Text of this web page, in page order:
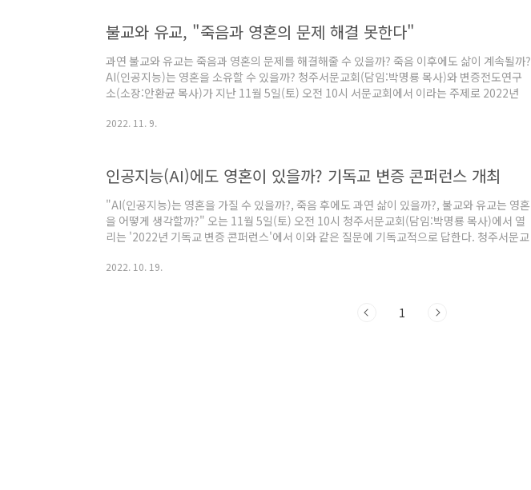
사로 나서 △하나님은 누가 만들었는가? △세계관으로 본 궁극적 존재 △물리학자가 본 우주
의 기원 △생명과학자가 본 생명의 기원 등에 대해 강의한다.
불교와 유교, "죽음과 영혼의 문제 해결 못한다"
과연 불교와 유교는 죽음과 영혼의 문제를 해결해줄 수 있을까? 죽음 이후에도 삶이 계속될까?
AI(인공지능)는 영혼을 소유할 수 있을까? 청주서문교회(담임:박명룡 목사)와 변증전도연구
소(소장:안환균 목사)가 지난 11월 5일(토) 오전 10시 서문교회에서 이라는 주제로 2022년
사로 참여한 이승엽 박사(서강대 교수/융합의생명공학-기계공학), 길원평 박사(한동대 석좌
불교의 붓다와 유교의 공자는 인간의 구원에 대한 온전한 길을 제시하지..
2022. 11. 9.
인공지능(AI)에도 영혼이 있을까? 기독교 변증 콘퍼런스 개최
"AI(인공지능)는 영혼을 가질 수 있을까?, 죽음 후에도 과연 삶이 있을까?, 불교와 유교는 영혼
을 어떻게 생각할까?" 오는 11월 5일(토) 오전 10시 청주서문교회(담임:박명룡 목사)에서 열
리는 '2022년 기독교 변증 콘퍼런스'에서 이와 같은 질문에 기독교적으로 답한다. 청주서문교
음 후의 삶'으로 정하고, AI가 인간에게 과연 대안적 삶을 제시할 수 있는지, 인공지능은 영혼
2022. 10. 19.
1